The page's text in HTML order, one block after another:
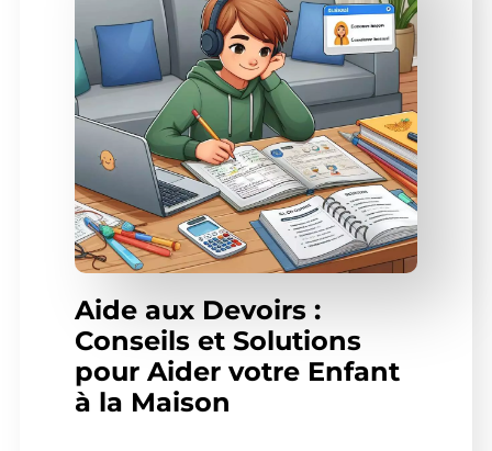
Aide aux Devoirs :
Conseils et Solutions
pour Aider votre Enfant
à la Maison